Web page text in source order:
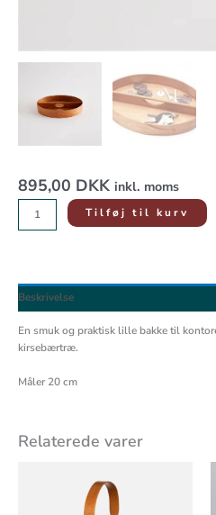
895,00 DKK inkl. moms
Tilføj til kurv
Beskrivelse
En smuk og praktisk lille bakke til
kirsebærtræ.
Måler 20 cm
Relaterede varer